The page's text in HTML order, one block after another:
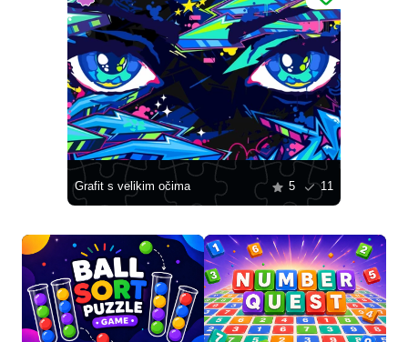
Grafit s velikim očima 5 11